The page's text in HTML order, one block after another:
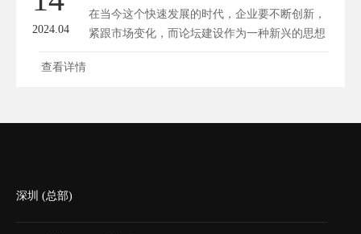
2024.04
在当今这个快速发展的时代，企业要不断创新，
紧跟市场变化，而论坛建设作为一种新兴的思想
交...
查看详情
深圳 (总部)